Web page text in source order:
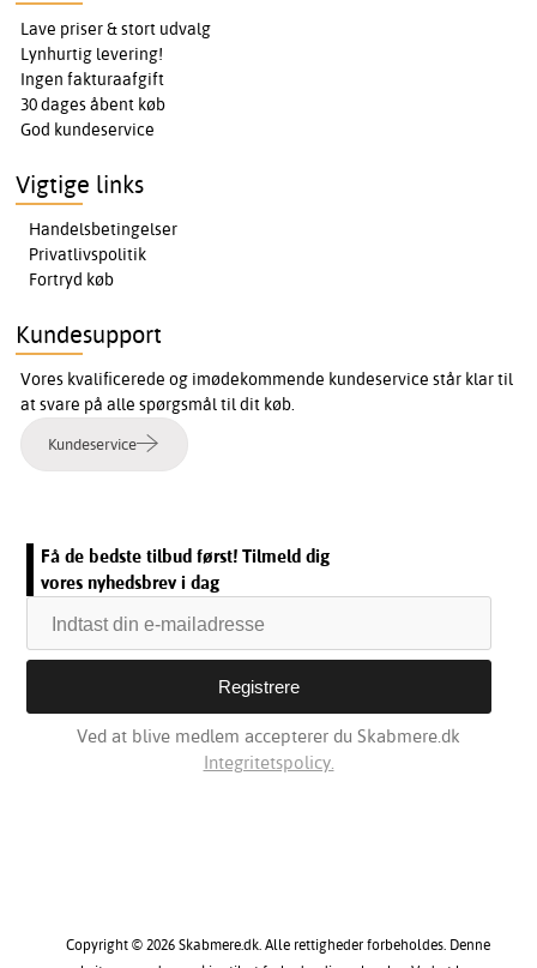
Lave priser & stort udvalg
Lynhurtig levering!
Ingen fakturaafgift
30 dages åbent køb
God kundeservice
Vigtige links
Handelsbetingelser
Privatlivspolitik
Fortryd køb
Kundesupport
Vores kvalificerede og imødekommende kundeservice står klar til
at svare på alle spørgsmål til dit køb.
Kundeservice
Få de bedste tilbud først! Tilmeld dig
vores nyhedsbrev i dag
Ved at blive medlem accepterer du Skabmere.dk
Integritetspolicy.
Copyright © 2026 Skabmere.dk. Alle rettigheder forbeholdes. Denne